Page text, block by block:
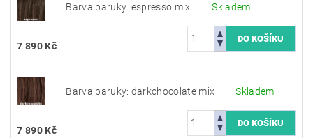
Barva paruky: espresso mix Skladem
7 890 Kč
Barva paruky: darkchocolate mix Skladem
7 890 Kč